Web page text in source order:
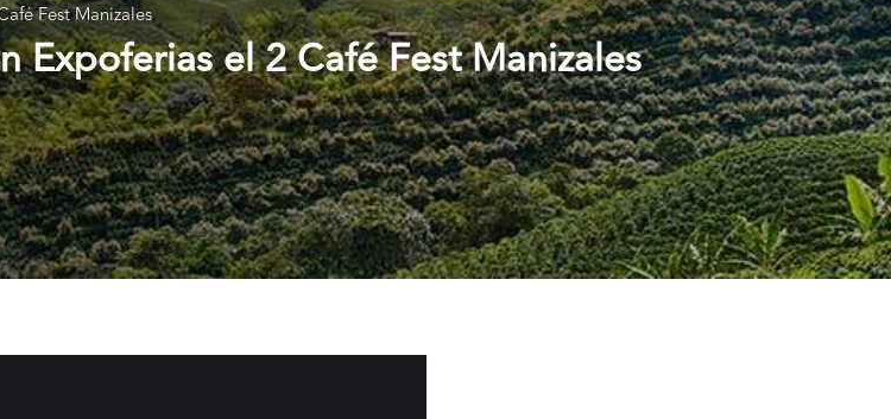
Fest Manizales
Expoferias el 2 Café Fest Manizales